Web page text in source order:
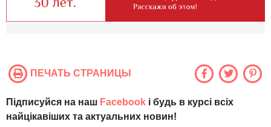
ПЕЧАТЬ СТРАНИЦЫ
Підписуйся на наш Facebook і будь в курсі всіх
найцікавіших та актуальних новин!